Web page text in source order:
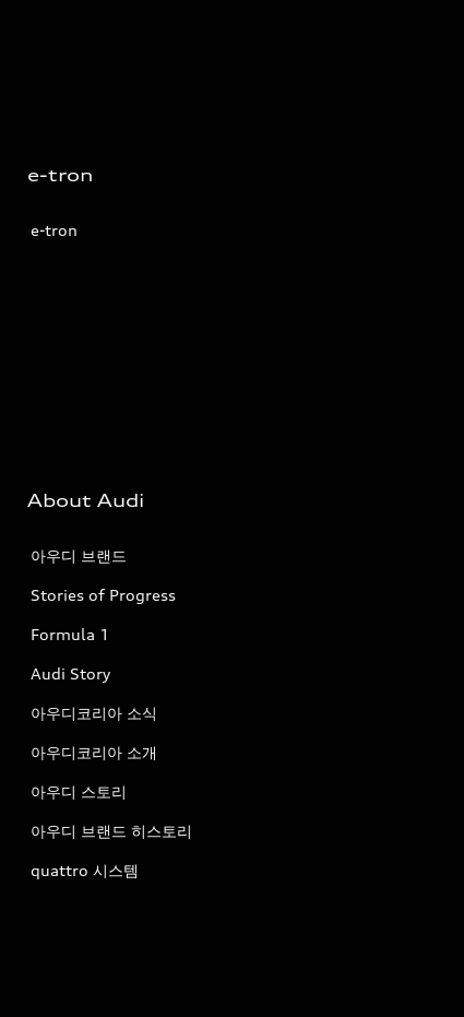
e-tron
e-tron
About Audi
아우디 브랜드
Stories of Progress
Formula 1
Audi Story
아우디코리아 소식
아우디코리아 소개
아우디 스토리
아우디 브랜드 히스토리
quattro 시스템